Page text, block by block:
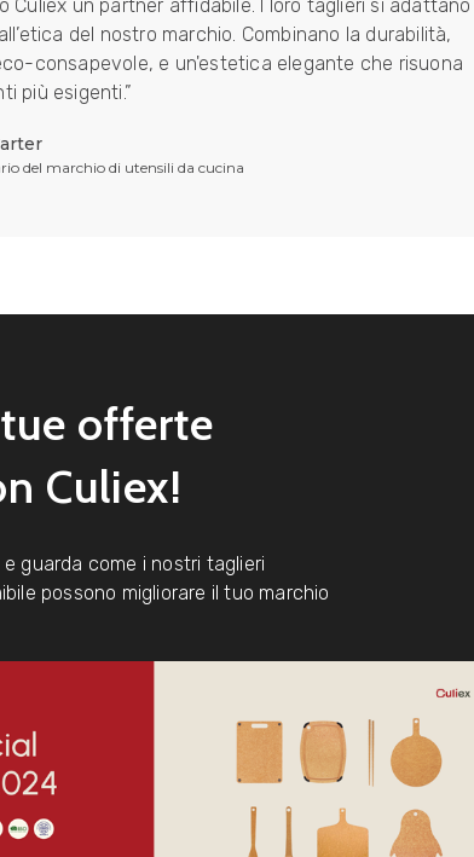
Culiex un partner affidabile. I loro taglieri si adattano
del nostro marchio. Combinano la durabilità,
consapevole, e un'estetica elegante che risuona
più esigenti.”
del marchio di utensili da cucina
offerte
Culiex!
guarda come i nostri taglieri
possono migliorare il tuo marchio